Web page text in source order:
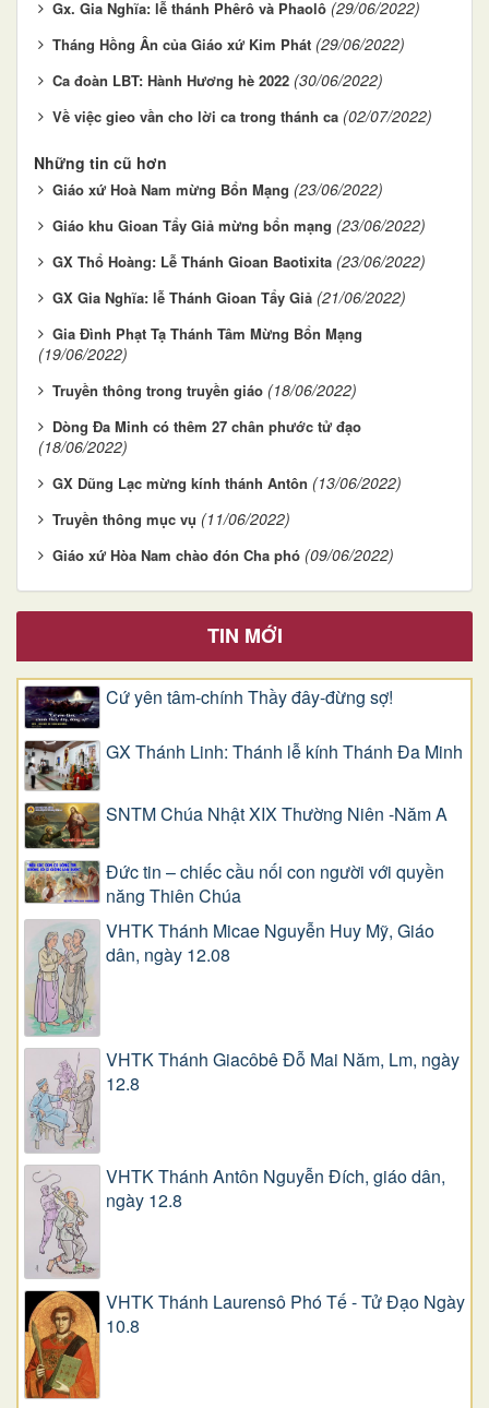
Gx. Gia Nghĩa: lễ thánh Phêrô và Phaolô (29/06/2022)
Tháng Hồng Ân của Giáo xứ Kim Phát (29/06/2022)
Ca đoàn LBT: Hành Hương hè 2022 (30/06/2022)
Về việc gieo vần cho lời ca trong thánh ca (02/07/2022)
Những tin cũ hơn
Giáo xứ Hoà Nam mừng Bổn Mạng (23/06/2022)
Giáo khu Gioan Tẩy Giả mừng bổn mạng (23/06/2022)
GX Thổ Hoàng: Lễ Thánh Gioan Baotixita (23/06/2022)
GX Gia Nghĩa: lễ Thánh Gioan Tẩy Giả (21/06/2022)
Gia Đình Phạt Tạ Thánh Tâm Mừng Bổn Mạng
(19/06/2022)
Truyền thông trong truyền giáo (18/06/2022)
Dòng Đa Minh có thêm 27 chân phước tử đạo
(18/06/2022)
GX Dũng Lạc mừng kính thánh Antôn (13/06/2022)
Truyền thông mục vụ (11/06/2022)
Giáo xứ Hòa Nam chào đón Cha phó (09/06/2022)
TIN MỚI
Cứ yên tâm-chính Thầy đây-đừng sợ!
GX Thánh Linh: Thánh lễ kính Thánh Đa Minh
SNTM Chúa Nhật XIX Thường Niên -Năm A
Đức tin – chiếc cầu nối con người với quyền
năng Thiên Chúa
VHTK Thánh Micae Nguyễn Huy Mỹ, Giáo
dân, ngày 12.08
VHTK Thánh Giacôbê Ðỗ Mai Năm, Lm, ngày
12.8
VHTK Thánh Antôn Nguyễn Ðích, giáo dân,
ngày 12.8
VHTK Thánh Laurensô Phó Tế - Tử Đạo Ngày
10.8